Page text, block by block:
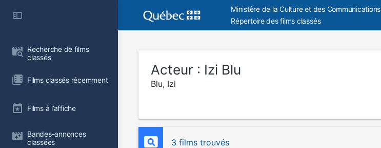
Recherche de films
classés
Films classés récemment
Films à l’affiche
Bandes-annonces
classées
Ministère de la Culture et des Communications
Répertoire des films classés
Acteur : Izi Blu
Blu, Izi
3 films trouvés